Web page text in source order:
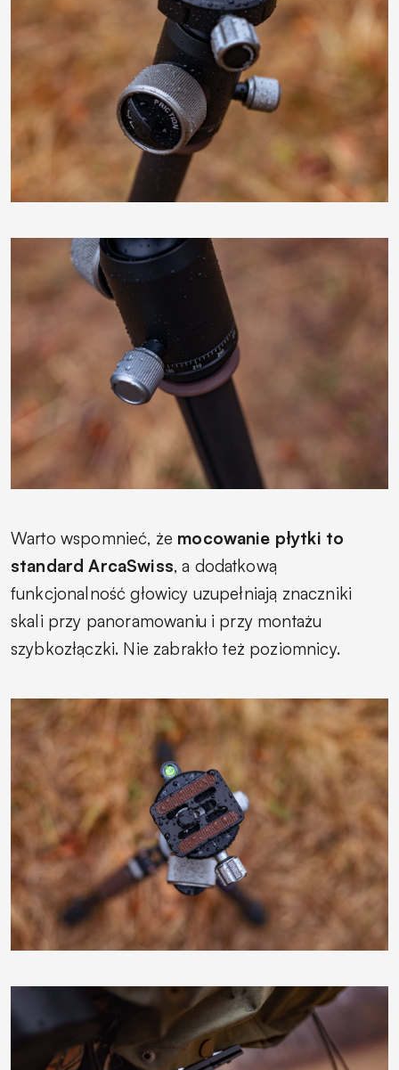
Warto wspomnieć, że mocowanie płytki to
standard ArcaSwiss, a dodatkową
funkcjonalność głowicy uzupełniają znaczniki
skali przy panoramowaniu i przy montażu
szybkozłączki. Nie zabrakło też poziomnicy.